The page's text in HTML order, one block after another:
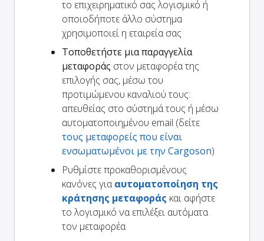
το επιχειρηματικό σας λογισμικό ή
οποιοδήποτε άλλο σύστημα
χρησιμοποιεί η εταιρεία σας
Τοποθετήστε μια παραγγελία
μεταφοράς στον μεταφορέα της
επιλογής σας, μέσω του
προτιμώμενου καναλιού τους:
απευθείας στο σύστημά τους ή μέσω
αυτοματοποιημένου email (δείτε
τους μεταφορείς που είναι
ενσωματωμένοι με την Cargoson)
Ρυθμίστε προκαθορισμένους
κανόνες γιααυτοματοποίηση της
κράτησης μεταφοράς και αφήστε
το λογισμικό να επιλέξει αυτόματα
τον μεταφορέα